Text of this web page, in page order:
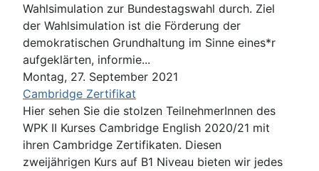
Wahlsimulation zur Bundestagswahl durch. Ziel
der Wahlsimulation ist die Förderung der
demokratischen Grundhaltung im Sinne eines*r
aufgeklärten, informie...
Montag, 27. September 2021
Cambridge Zertifikat
Hier sehen Sie die stolzen TeilnehmerInnen des
WPK II Kurses Cambridge English 2020/21 mit
ihren Cambridge Zertifikaten. Diesen
zweijährigen Kurs auf B1 Niveau bieten wir jedes